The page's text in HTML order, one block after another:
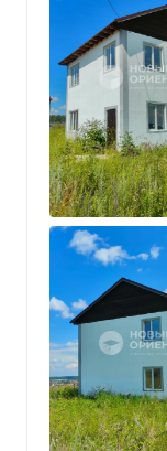
Земли
строительства).
Рядом есть
Без
ВОЗМОЖНА
ВОЗМОЖЕН
Звоните,